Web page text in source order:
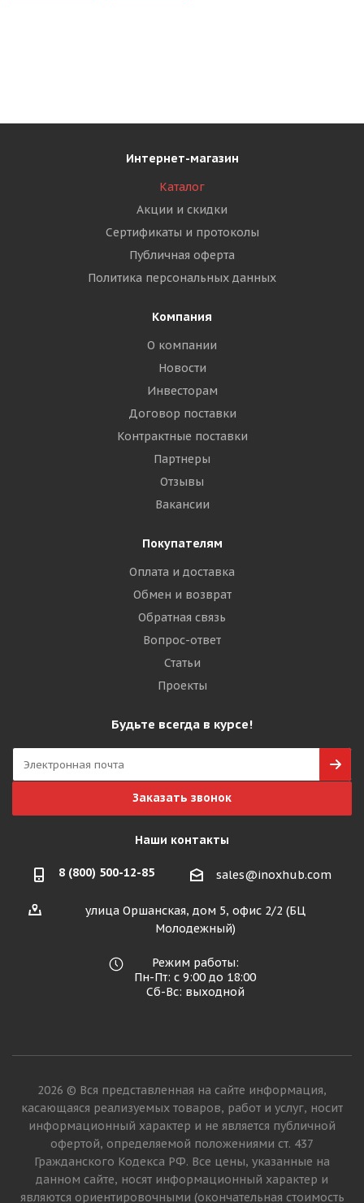
Интернет-магазин
Каталог
Акции и скидки
Сертификаты и протоколы
Публичная оферта
Политика персональных данных
Компания
О компании
Новости
Инвесторам
Договор поставки
Контрактные поставки
Партнеры
Отзывы
Вакансии
Покупателям
Оплата и доставка
Обмен и возврат
Обратная связь
Вопрос-ответ
Статьи
Проекты
Будьте всегда в курсе!
Заказать звонок
Наши контакты
8 (800) 500-12-85 sales@inoxhub.com
улица Оршанская, дом 5, офис 2/2 (БЦ
Молодежный)
Режим работы:
Пн-Пт: с 9:00 до 18:00
Сб-Вс: выходной
2026 © Вся представленная на сайте информация,
касающаяся реализуемых товаров, работ и услуг, носит
информационный характер и не является публичной
офертой, определяемой положениями ст. 437
Гражданского Кодекса РФ. Все цены, указанные на
данном сайте, носят информационный характер и
являются ориентировочными (окончательная стоимость